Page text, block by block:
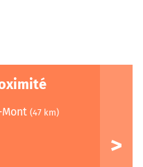
(47 km)